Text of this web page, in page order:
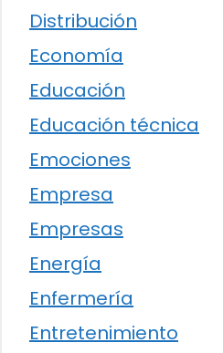
Distribución
Economía
Educación
Educación técnica
Emociones
Empresa
Empresas
Energía
Enfermería
Entretenimiento